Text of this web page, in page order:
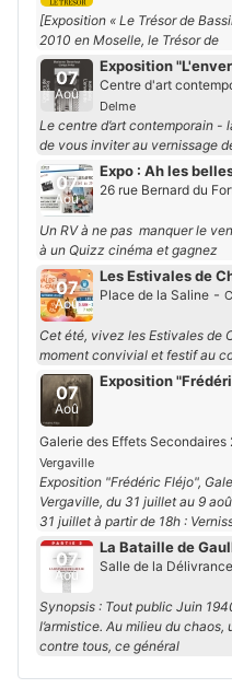
[Exposition « Le Trésor de
2010 en Moselle, le Trésor de
07
Aoû
Exposition
Centre d'art
Delme
Le centre d’art contemporain -
de vous inviter au vernissage
07
Aoû
Expo : Ah les
26 rue Bernard du
Un RV à ne pas manquer le
à un Quizz cinéma et gagnez
07
Aoû
Les Estivales de
Place de la Saline -
Cet été, vivez les Estivales de
moment convivial et festif au
07
Aoû
Exposition
Galerie des Effets
Vergaville
Exposition "Frédéric Fléjo",
Vergaville, du 31 juillet au 9
31 juillet à partir de 18h :
07
Aoû
La Bataille de
Salle de la
Synopsis : Tout public Juin
l’armistice. Au milieu du
contre tous, ce général